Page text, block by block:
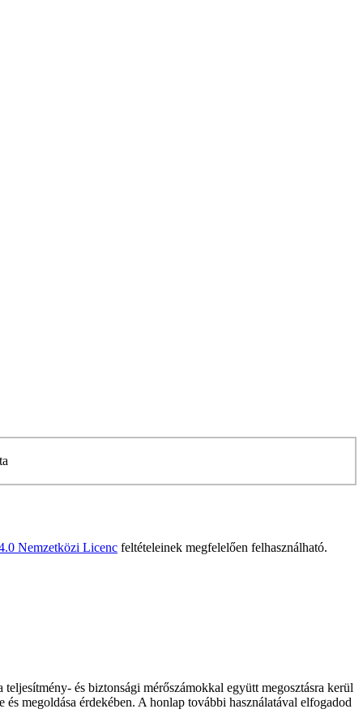
Nemzetközi Licenc feltételeinek megfelelően felhasználható.
és biztonsági mérőszámokkal együtt megosztásra kerül
megoldása érdekében. A honlap további használatával elfogadod